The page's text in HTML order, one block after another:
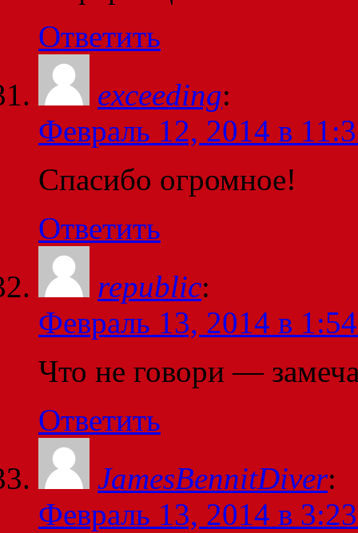
Ответить
exceeding:
Февраль 12, 2014 в
Спасибо огромное!
Ответить
republic:
Февраль 13, 2014 в
Что не говори —
Ответить
JamesBennitDiver:
Февраль 13, 2014 в